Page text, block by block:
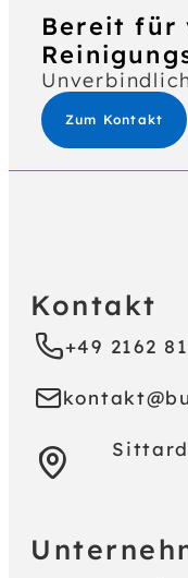
Bereit für
Zum Kontakt
Kontakt
+49 2162